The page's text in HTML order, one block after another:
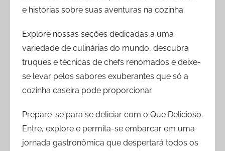
e histórias sobre suas aventuras na cozinha.
Explore nossas seções dedicadas a uma
variedade de culinárias do mundo, descubra
truques e técnicas de chefs renomados e deixe-
se levar pelos sabores exuberantes que só a
cozinha caseira pode proporcionar.
Prepare-se para se deliciar com o Que Delicioso.
Entre, explore e permita-se embarcar em uma
jornada gastronômica que despertará todos os